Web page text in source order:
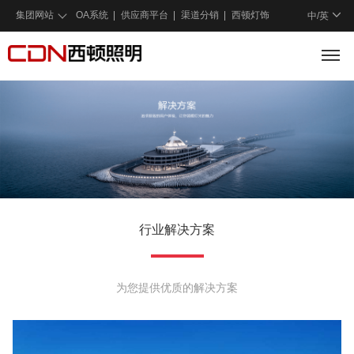
中/英
集团网站 OA系统 供应商平台 渠道分销 西顿灯饰
行业解决方案
为您提供优质的解决方案